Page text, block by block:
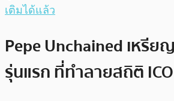
เติมได้แล้ว
Pepe Unchained เหรี
รุ่นแรก ที่ทำลายสถิติ